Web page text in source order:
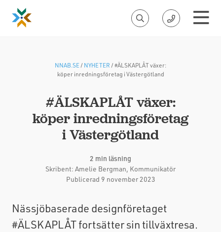
NNAB.SE/NYHETER /#ÄLSKAPLÅT växer:
köper inredningsföretag i Västergötland
#ÄLSKAPLÅT växer:
köper inredningsföretag
i Västergötland
2 min läsning
Skribent: Amelie Bergman, Kommunikatör
Publicerad 9 november 2023
Nässjöbaserade designföretaget
#ÄLSKAPLÅT fortsätter sin tillväxtresa.